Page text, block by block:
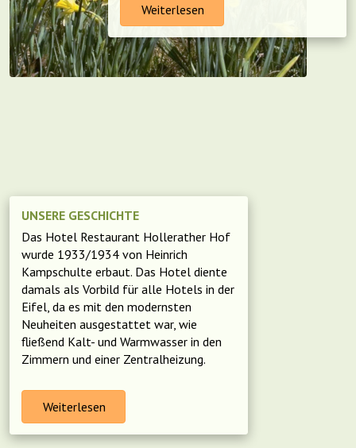
Weiterlesen
UNSERE GESCHICHTE
Das Hotel Restaurant Hollerather Hof
wurde 1933/1934 von Heinrich
Kampschulte erbaut. Das Hotel diente
damals als Vorbild für alle Hotels in der
Eifel, da es mit den modernsten
Neuheiten ausgestattet war, wie
fließend Kalt- und Warmwasser in den
Zimmern und einer Zentralheizung.
Weiterlesen